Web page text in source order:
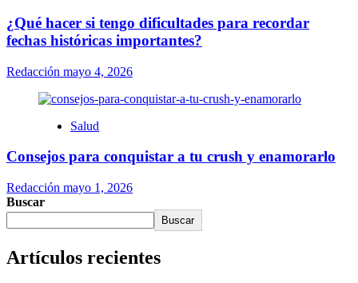
¿Qué hacer si tengo dificultades para recordar
fechas históricas importantes?
Redacción mayo 4, 2026
Salud
Consejos para conquistar a tu crush y enamorarlo
Redacción mayo 1, 2026
Buscar
Buscar
Artículos recientes